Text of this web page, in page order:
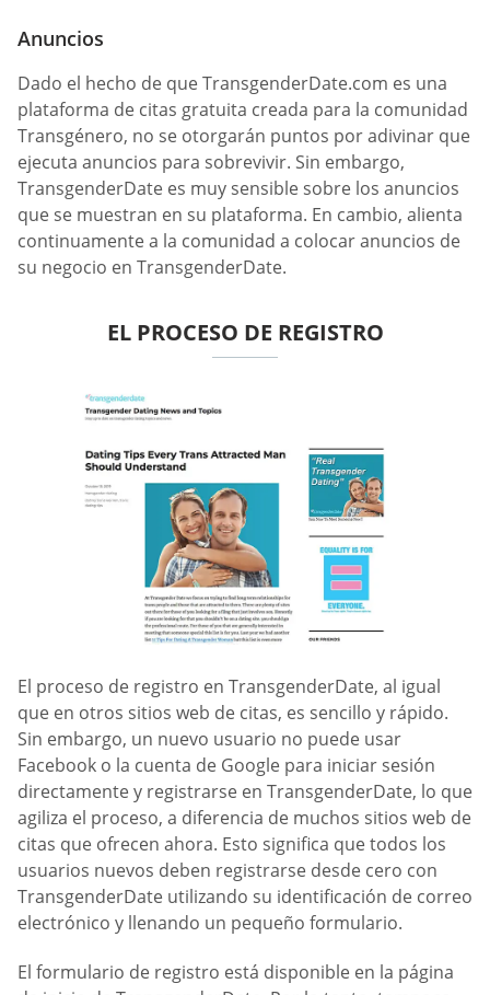
Anuncios
Dado el hecho de que TransgenderDate.com es una
plataforma de citas gratuita creada para la comunidad
Transgénero, no se otorgarán puntos por adivinar que
ejecuta anuncios para sobrevivir. Sin embargo,
TransgenderDate es muy sensible sobre los anuncios
que se muestran en su plataforma. En cambio, alienta
continuamente a la comunidad a colocar anuncios de
su negocio en TransgenderDate.
EL PROCESO DE REGISTRO
El proceso de registro en TransgenderDate, al igual
que en otros sitios web de citas, es sencillo y rápido.
Sin embargo, un nuevo usuario no puede usar
Facebook o la cuenta de Google para iniciar sesión
directamente y registrarse en TransgenderDate, lo que
agiliza el proceso, a diferencia de muchos sitios web de
citas que ofrecen ahora. Esto significa que todos los
usuarios nuevos deben registrarse desde cero con
TransgenderDate utilizando su identificación de correo
electrónico y llenando un pequeño formulario.
El formulario de registro está disponible en la página